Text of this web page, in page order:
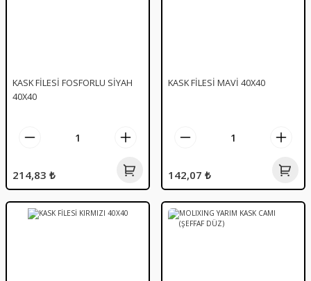
KASK FİLESİ FOSFORLU SİYAH
40X40
214,83 ₺
KASK FİLESİ MAVİ 40X40
142,07 ₺